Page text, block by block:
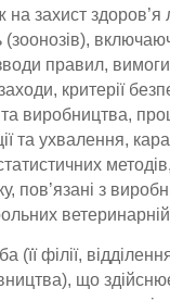
на захист
правил,
критерії
виробництва,
та ухвалення,
пов’язані з
філії,
що